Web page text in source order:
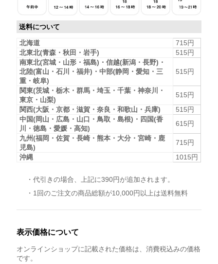
送料について
北海道
715円
北東北(青森・秋田・岩手)
515円
南東北(宮城・山形・福島)・信越(新潟・長野)・
北陸(富山・石川・福井)・中部(静岡・愛知・三
重・岐阜)
515円
関東(茨城・栃木・群馬・埼玉・千葉・神奈川・
東京・山梨)
515円
関西(大阪・京都・滋賀・奈良・和歌山・兵庫)
515円
中国(岡山・広島・山口・鳥取・島根)・四国(香
川・徳島・愛媛・高知)
615円
九州(福岡・佐賀・長崎・熊本・大分・宮崎・鹿
児島)
715円
沖縄
1015円
・代引きの場合、上記に390円が追加されます。
・1回のご注文の商品総額が10,000円以上は送料無料
表示価格について
オンラインショップに記載された価格は、消費税込みの価格
です。